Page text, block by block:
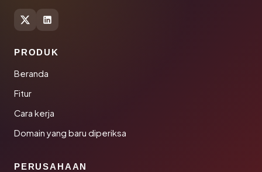
PRODUK
Beranda
Fitur
Cara kerja
Domain yang baru diperiksa
PERUSAHAAN